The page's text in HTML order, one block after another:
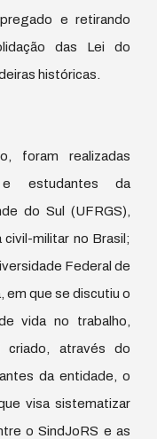
e retirando
das Lei do
históricas.
foram realizadas
e estudantes da
do Sul (UFRGS),
militar no Brasil;
Federal de
em que se discutiu o
vida no trabalho,
criado, através do
da entidade, o
visa sistematizar
o SindJoRS e as